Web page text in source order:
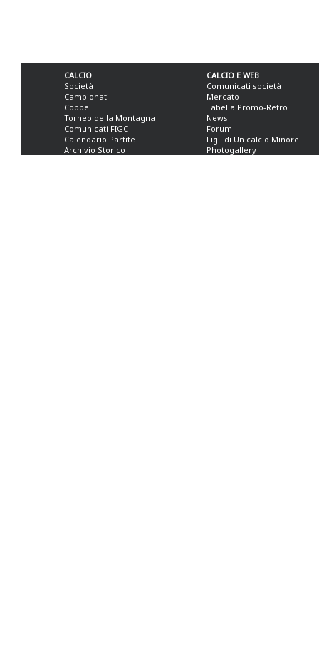
CALCIO
Società
Campionati
Coppe
Torneo della Montagna
Comunicati FIGC
Calendario Partite
Archivio Storico
CALCIO E WEB
Comunicati società
Mercato
Tabella Promo-Retro
News
Forum
Figli di Un calcio Minore
Photogallery